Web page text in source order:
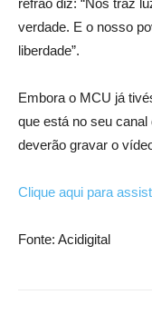
refrão diz: “Nos traz
verdade. E o nosso
liberdade”.
Embora o MCU já
que está no seu
deverão gravar o
Clique aqui para
Fonte: Acidigital